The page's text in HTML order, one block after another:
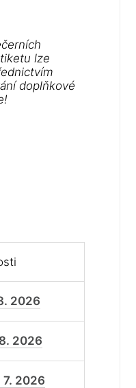
lze
doplňkové
2026
2026
7. 2026